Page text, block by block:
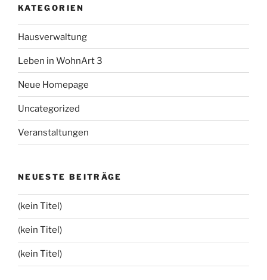
KATEGORIEN
Hausverwaltung
Leben in WohnArt 3
Neue Homepage
Uncategorized
Veranstaltungen
NEUESTE BEITRÄGE
(kein Titel)
(kein Titel)
(kein Titel)